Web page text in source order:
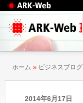
Web制作のアークウェ
ブ
ホーム » ビジネスブログ
2014年6月17日